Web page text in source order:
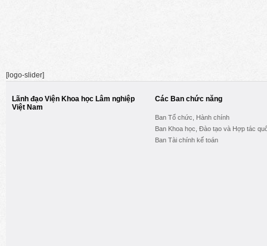
[logo-slider]
Lãnh đạo Viện Khoa học Lâm nghiệp
Việt Nam
Các Ban chức năng
Ban Tổ chức, Hành chính
Ban Khoa học, Đào tạo và Hợp tác
Ban Tài chính kế toán